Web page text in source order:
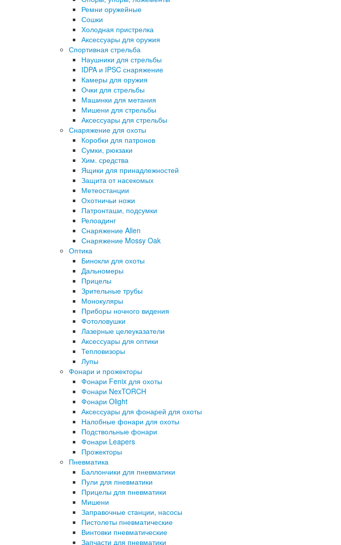
Ремни оружейные
Сошки
Холодная пристрелка
Аксессуары для оружия
Спортивная стрельба
Наушники для стрельбы
IDPA и IPSC снаряжение
Камеры для оружия
Очки для стрельбы
Машинки для метания
Мишени для стрельбы
Аксессуары для стрельбы
Снаряжение для охоты
Коробки для патронов
Сумки, рюкзаки
Хим. средства
Ящики для принадлежностей
Защита от насекомых
Метеостанции
Охотничьи ножи
Патронташи, подсумки
Релоадинг
Снаряжение Allen
Снаряжение Mossy Oak
Оптика
Бинокли для охоты
Дальномеры
Прицелы
Зрительные трубы
Монокуляры
Приборы ночного видения
Фотоловушки
Лазерные целеуказатели
Аксессуары для оптики
Тепловизоры
Лупы
Фонари и прожекторы
Фонари Fenix для охоты
Фонари NexTORCH
Фонари Olight
Аксессуары для фонарей для охоты
Налобные фонари для охоты
Подствольные фонари
Фонари Leapers
Прожекторы
Пневматика
Баллончики для пневматики
Пули для пневматики
Прицелы для пневматики
Мишени
Заправочные станции, насосы
Пистолеты пневматические
Винтовки пневматические
Запчасти для пневматики